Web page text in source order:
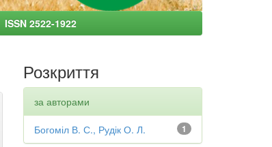
2522-1922
Розкриття
за авторами
1
Богоміл В. С., Рудік О. Л.